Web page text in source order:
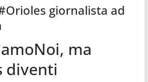
giornalista ad
ma
diventi